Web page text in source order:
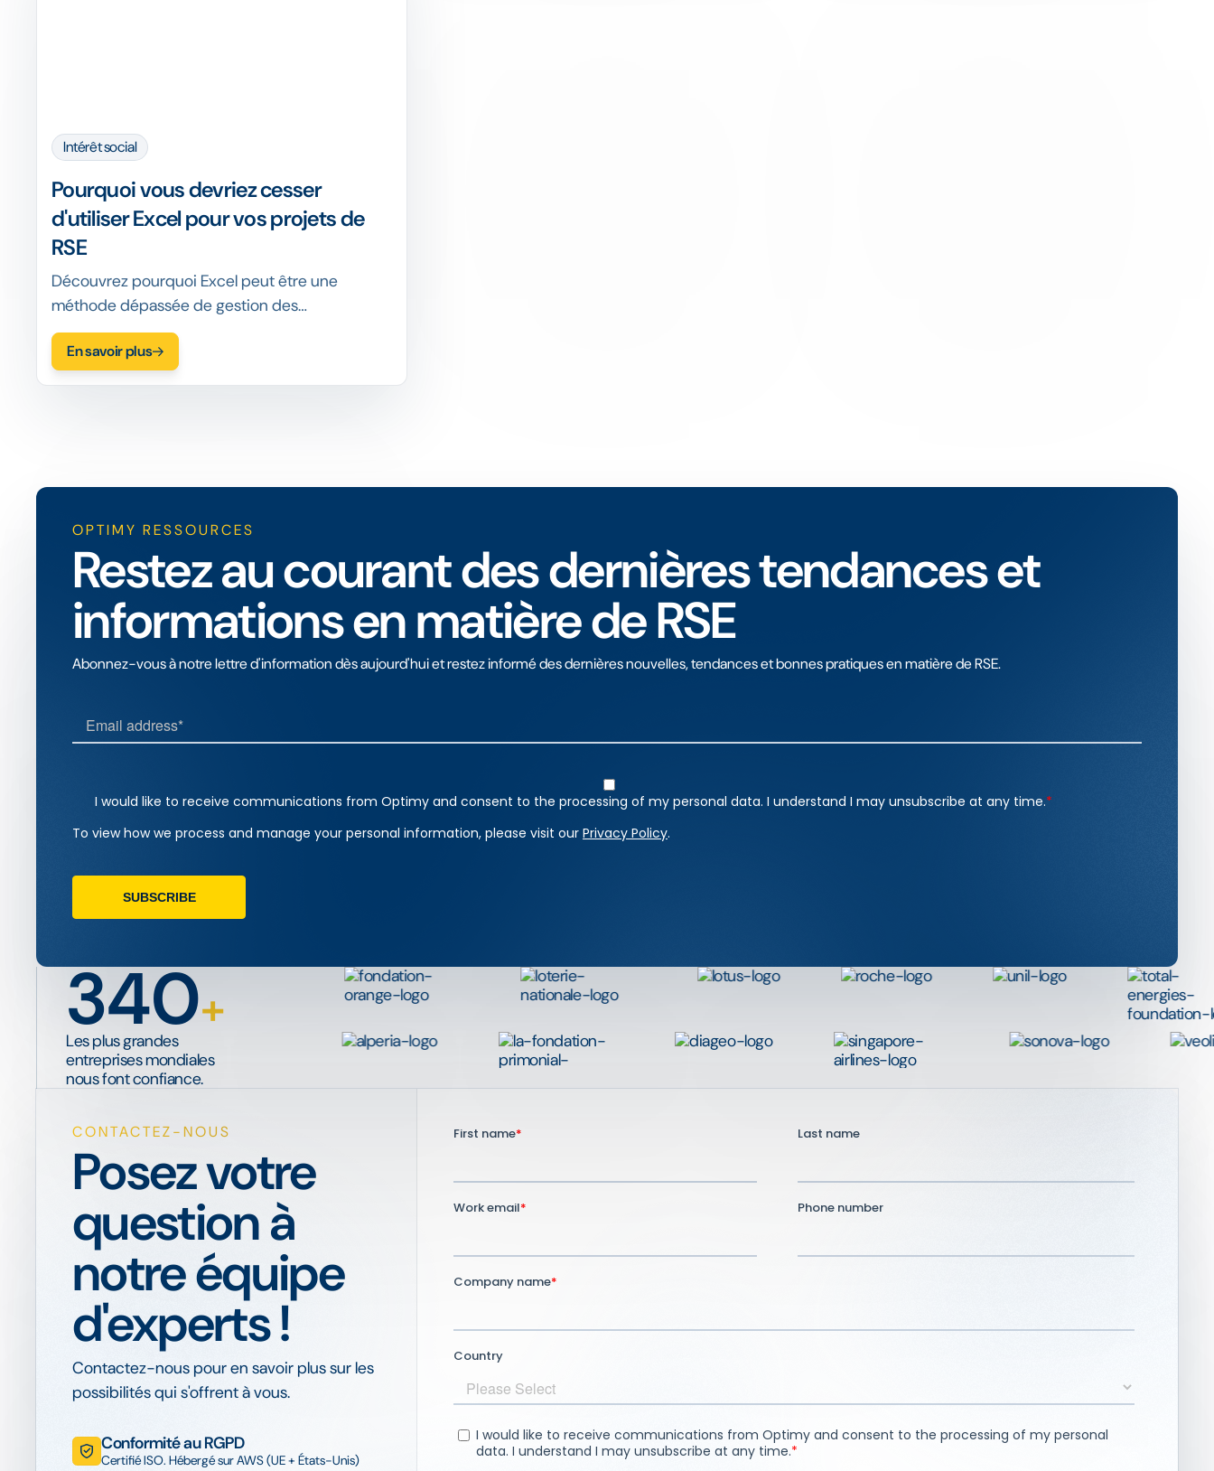
Intérêt social
Pourquoi vous devriez cesser
d'utiliser Excel pour vos projets de
RSE
Découvrez pourquoi Excel peut être une
méthode dépassée de gestion des
programmes de RSE et pourquoi vous devriez
adopter une plateforme de RSE et d'impact
En savoir plus
OPTIMY RESSOURCES
Restez au courant des dernières tendances et
informations en matière de RSE
Abonnez-vous à notre lettre d'information dès aujourd'hui et restez informé des dernières nouvelles, tendances et bonnes pratiques en matière de RSE.
340+
Les plus grandes
entreprises mondiales
nous font confiance.
CONTACTEZ-NOUS
Posez votre
question à
notre équipe
d'experts !
Contactez-nous pour en savoir plus sur les
possibilités qui s'offrent à vous.
Conformité au RGPD
Certifié ISO. Hébergé sur AWS (UE + États-Unis)